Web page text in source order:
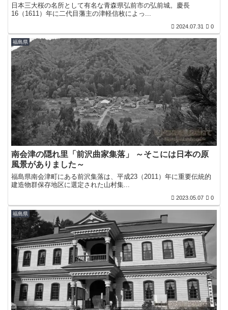
日本三大桜の名所として有名な青森県弘前市の弘前城。慶長
16（1611）年に二代目藩主の津軽信枚によっ...
2024.07.31 0
福島県
南会津の隠れ里「前沢曲家集落」 ～そこには日本の原
風景がありました～
福島県南会津町にある前沢集落は、平成23（2011）年に重要伝統的
建造物群保存地区に選定された山村集...
2023.05.07 0
福島県